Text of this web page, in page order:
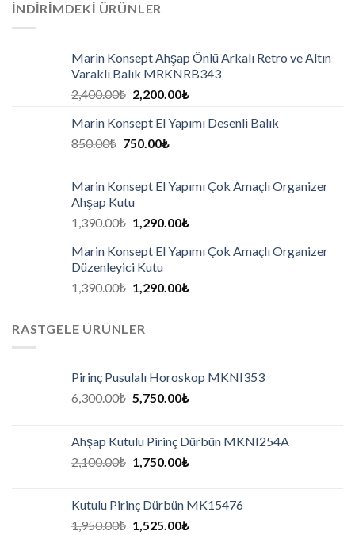
İNDIRIMDEKI ÜRÜNLER
Marin Konsept Ahşap Önlü Arkalı Retro ve Altın
Varaklı Balık MRKNRB343
2,400.00₺ 2,200.00₺
Marin Konsept El Yapımı Desenli Balık
850.00₺ 750.00₺
Marin Konsept El Yapımı Çok Amaçlı Organizer
Ahşap Kutu
1,390.00₺ 1,290.00₺
Marin Konsept El Yapımı Çok Amaçlı Organizer
Düzenleyici Kutu
1,390.00₺ 1,290.00₺
RASTGELE ÜRÜNLER
Pirinç Pusulalı Horoskop MKNI353
6,300.00₺ 5,750.00₺
Ahşap Kutulu Pirinç Dürbün MKNI254A
2,100.00₺ 1,750.00₺
Kutulu Pirinç Dürbün MK15476
1,950.00₺ 1,525.00₺